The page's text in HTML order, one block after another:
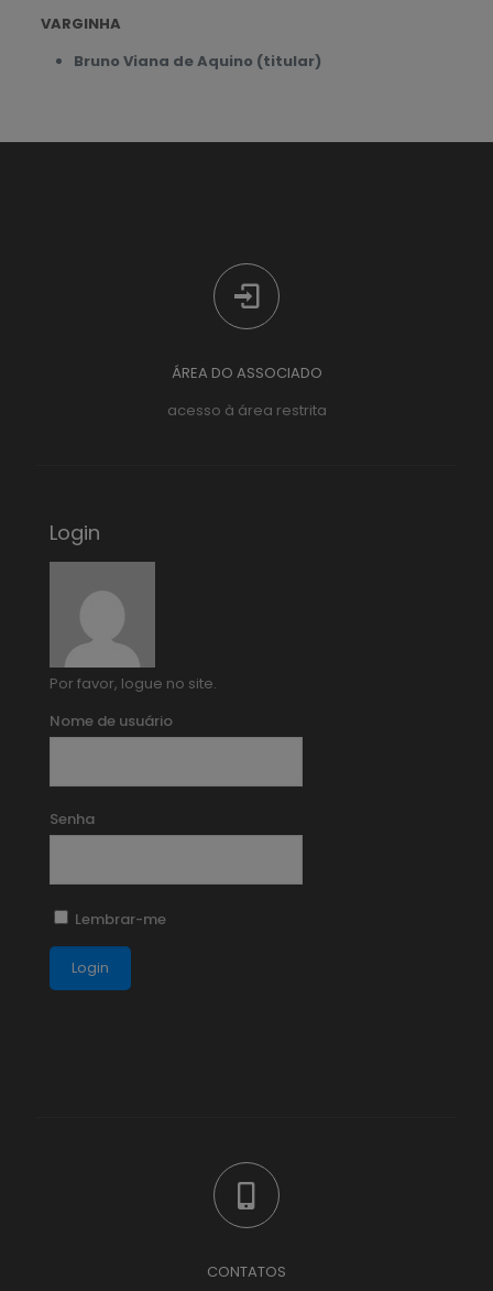
VARGINHA
Bruno Viana de Aquino (titular)
ÁREA DO ASSOCIADO
acesso à área restrita
Login
Por favor, logue no site.
Nome de usuário
Senha
Lembrar-me
CONTATOS